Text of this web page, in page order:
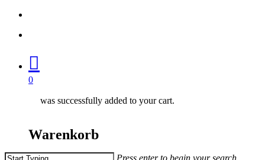
0
was successfully added to your cart.
Warenkorb
Press enter to begin your search